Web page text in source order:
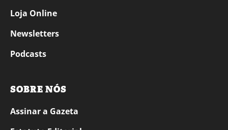
Loja Online
Newsletters
Podcasts
SOBRE NÓS
Assinar a Gazeta